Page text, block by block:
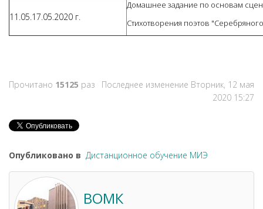
11.05.17.05.2020 г.
Домашнее задание по основам
Стихотворения поэтов
Прочитано 15125 раз
Последнее изменение Вторник, 12 мая
2020 15:27
Опубликовано в Дистанционное обучение МИЭ
ВОМК